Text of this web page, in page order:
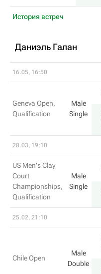
История встреч
Даниэль Галан
16.05, 16:50
Geneva Open,
Qualification
Male
Single
28.03, 19:10
US Men's Clay
Court
Championships,
Qualification
Male
Single
25.02, 21:10
Chile Open
Male
Double